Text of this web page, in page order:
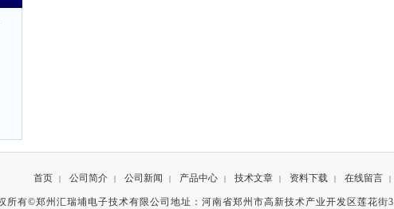
首页 | 公司简介 | 公司新闻 | 产品中心 | 技术文章 | 资料下载 | 在线留言 |
所有©郑州汇瑞埔电子技术有限公司地址：河南省郑州市高新技术产业开发区莲花街